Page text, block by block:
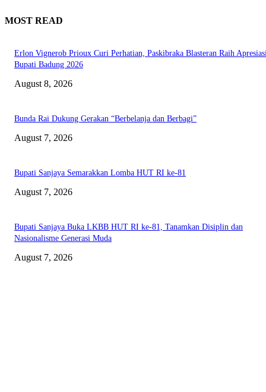
MOST READ
Erlon Vignerob Prioux Curi Perhatian, Paskibraka Blasteran Raih
Bupati Badung 2026
August 8, 2026
Bunda Rai Dukung Gerakan “Berbelanja dan Berbagi”
August 7, 2026
Bupati Sanjaya Semarakkan Lomba HUT RI ke-81
August 7, 2026
Bupati Sanjaya Buka LKBB HUT RI ke-81, Tanamkan Disiplin dan
Nasionalisme Generasi Muda
August 7, 2026